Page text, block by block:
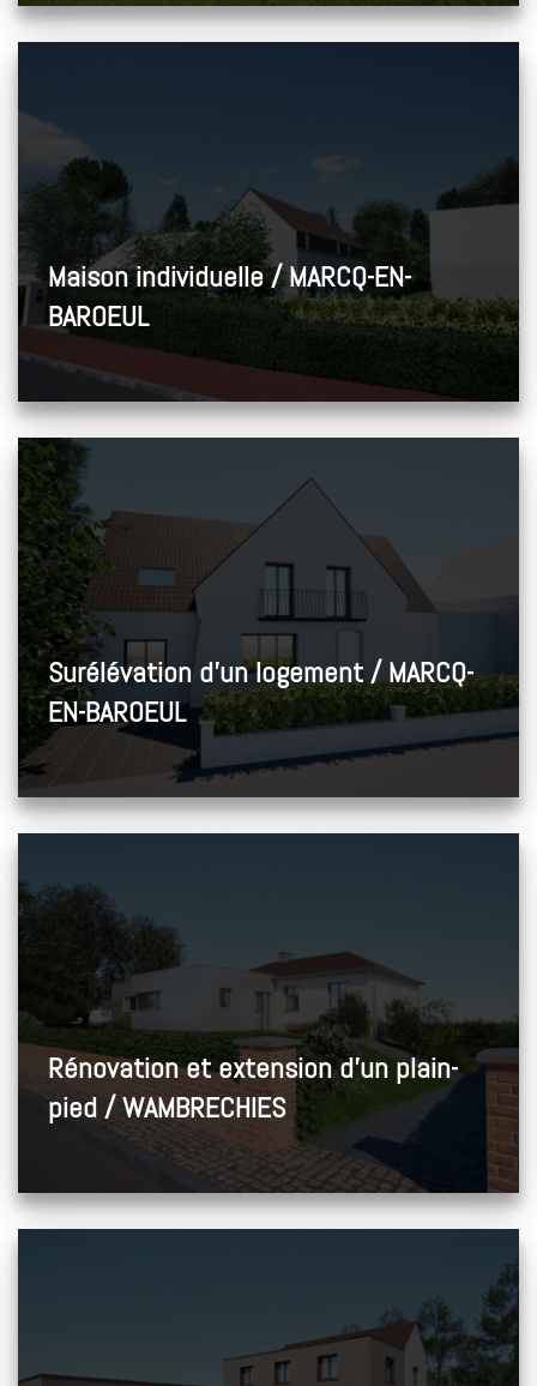
Maison individuelle / MARCQ-EN-
BAROEUL
Surélévation d’un logement / MARCQ-
EN-BAROEUL
Rénovation et extension d’un plain-
pied / WAMBRECHIES